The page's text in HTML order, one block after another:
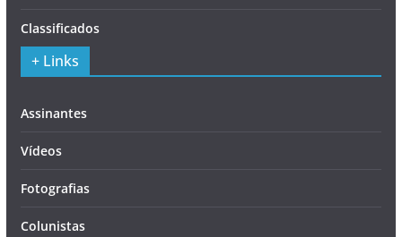
Classificados
+ Links
Assinantes
Vídeos
Fotografias
Colunistas